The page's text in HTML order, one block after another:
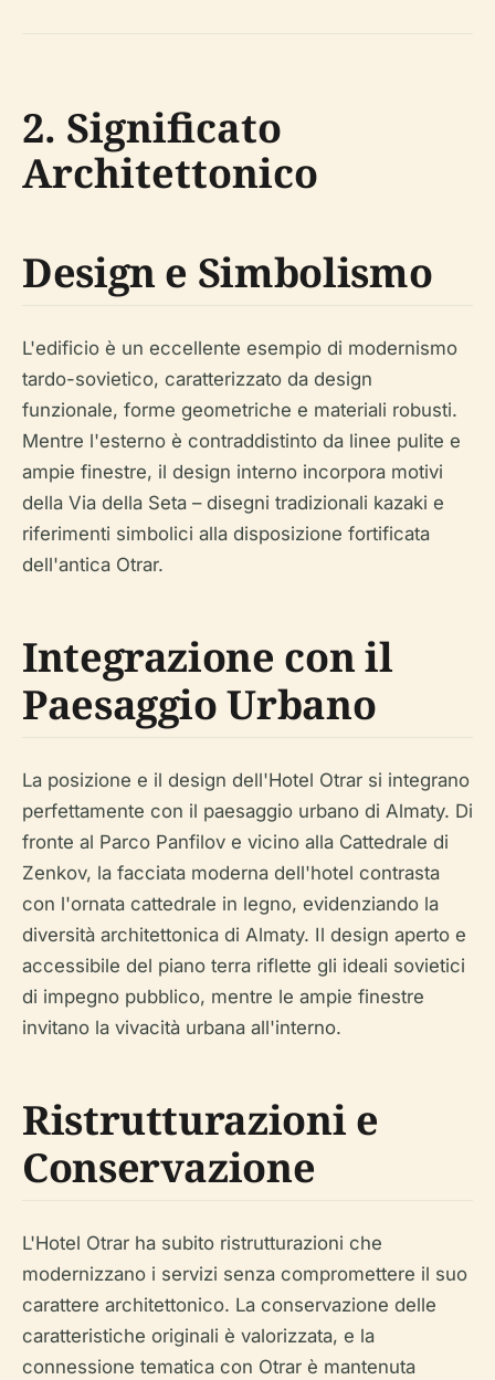
2. Significato
Architettonico
Design e Simbolismo
L'edificio è un eccellente esempio di modernismo
tardo-sovietico, caratterizzato da design
funzionale, forme geometriche e materiali robusti.
Mentre l'esterno è contraddistinto da linee pulite e
ampie finestre, il design interno incorpora motivi
della Via della Seta – disegni tradizionali kazaki e
riferimenti simbolici alla disposizione fortificata
dell'antica Otrar.
Integrazione con il
Paesaggio Urbano
La posizione e il design dell'Hotel Otrar si integrano
perfettamente con il paesaggio urbano di Almaty. Di
fronte al Parco Panfilov e vicino alla Cattedrale di
Zenkov, la facciata moderna dell'hotel contrasta
con l'ornata cattedrale in legno, evidenziando la
diversità architettonica di Almaty. Il design aperto e
accessibile del piano terra riflette gli ideali sovietici
di impegno pubblico, mentre le ampie finestre
invitano la vivacità urbana all'interno.
Ristrutturazioni e
Conservazione
L'Hotel Otrar ha subito ristrutturazioni che
modernizzano i servizi senza compromettere il suo
carattere architettonico. La conservazione delle
caratteristiche originali è valorizzata, e la
connessione tematica con Otrar è mantenuta